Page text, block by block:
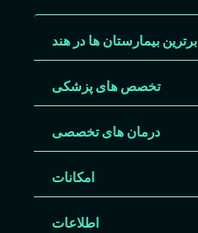
برترین بیمارستان ها در هند
تخصص های پزشکی
درمان های تخصصی
امکانات
اطلاعات